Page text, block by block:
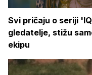
Svi pričaju o seriji
gledatelje, stižu
ekipu